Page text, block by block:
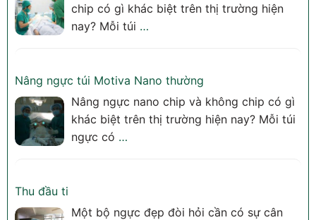
chip có gì khác biệt trên thị trường hiện
nay? Mỗi túi …
Nâng ngực túi Motiva Nano thường
Nâng ngực nano chip và không chip có gì
khác biệt trên thị trường hiện nay? Mỗi túi
ngực có …
Thu đầu ti
Một bộ ngực đẹp đòi hỏi cần có sự cân